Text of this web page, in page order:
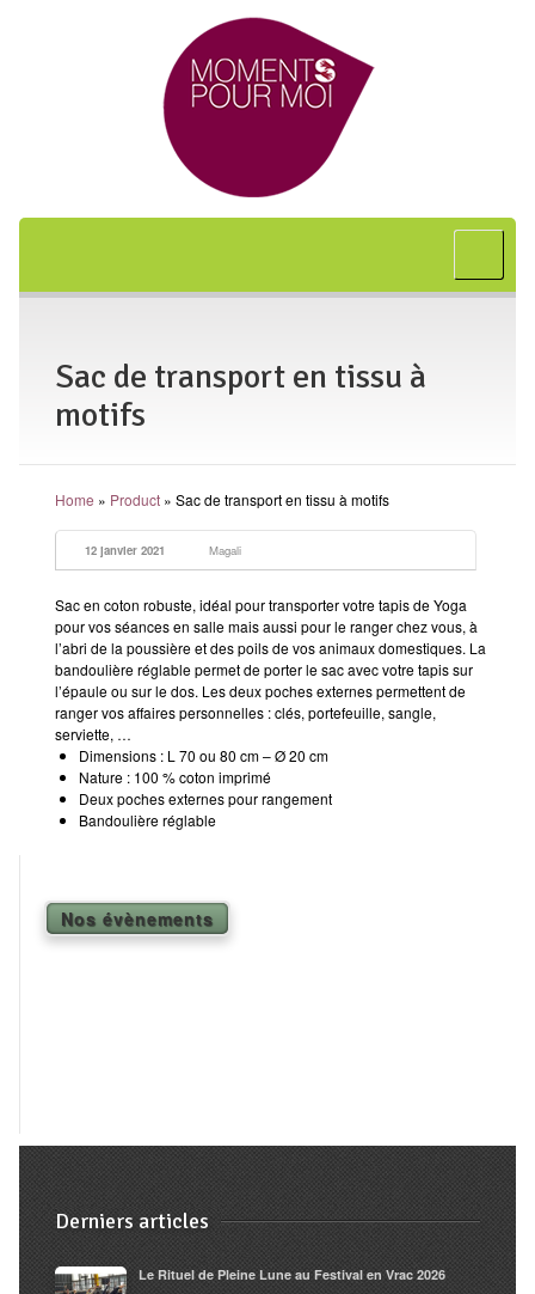
Shiatsu
L’art japonais
Séances
En entreprise
Shiatsu Tarifs
Yoga
L’état optimal
Nos cours
Inscription en ligne
Yoga en entreprise
Boutique
Sac de transport en tissu à
motifs
Home » Product» Sac de transport en tissu à motifs
12 janvier 2021 Magali
Sac en coton robuste, idéal pour transporter votre tapis de Yoga
pour vos séances en salle mais aussi pour le ranger chez vous, à
l’abri de la poussière et des poils de vos animaux domestiques. La
bandoulière réglable permet de porter le sac avec votre tapis sur
l’épaule ou sur le dos. Les deux poches externes permettent de
ranger vos affaires personnelles : clés, portefeuille, sangle,
serviette, …
Dimensions : L 70 ou 80 cm – Ø 20 cm
Nature : 100 % coton imprimé
Deux poches externes pour rangement
Bandoulière réglable
Nos évènements
Derniers articles
Le Rituel de Pleine Lune au Festival en Vrac 2026